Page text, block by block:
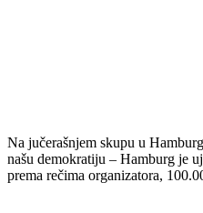
Na jučerašnjem skupu u
našu demokratiju – Hamburg je
prema rečima organizatora,